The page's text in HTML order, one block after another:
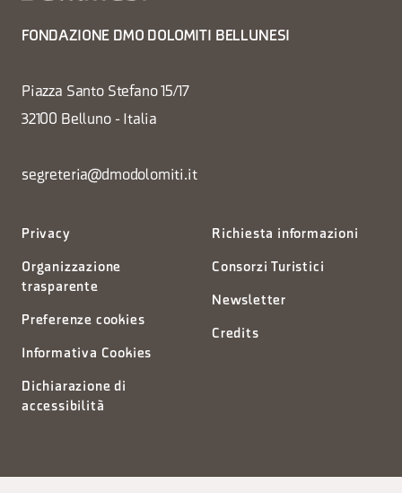
FONDAZIONE DMO DOLOMITI BELLUNESI
Piazza Santo Stefano 15/17
32100 Belluno - Italia
segreteria@dmodolomiti.it
Privacy
Organizzazione
trasparente
Preferenze cookies
Informativa Cookies
Dichiarazione di
accessibilità
Richiesta informazioni
Consorzi Turistici
Newsletter
Credits